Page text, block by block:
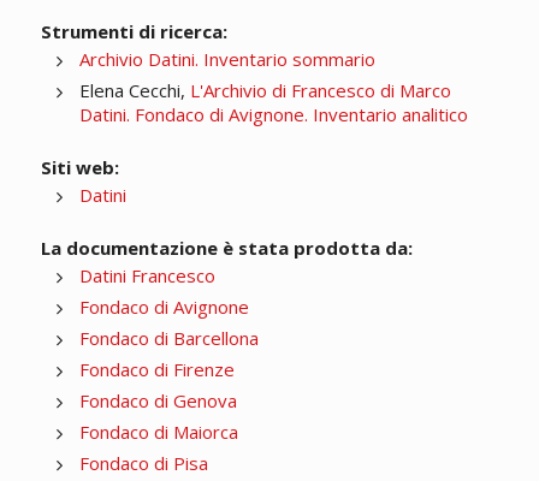
Strumenti di ricerca:
Archivio Datini. Inventario sommario
Elena Cecchi, L'Archivio di Francesco di Marco
Datini. Fondaco di Avignone. Inventario analitico
Siti web:
Datini
La documentazione è stata prodotta da:
Datini Francesco
Fondaco di Avignone
Fondaco di Barcellona
Fondaco di Firenze
Fondaco di Genova
Fondaco di Maiorca
Fondaco di Pisa